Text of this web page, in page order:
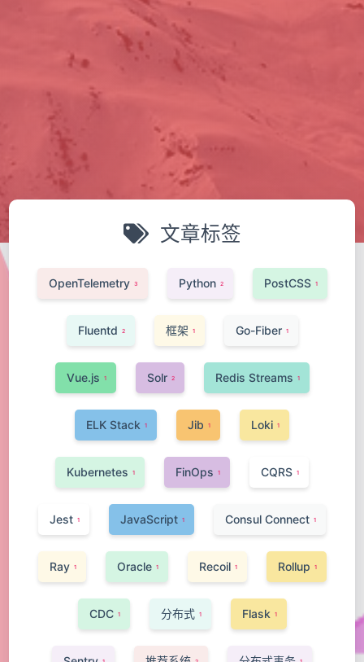
文章标签
OpenTelemetry 3 Python 2 PostCSS 1
Fluentd 2 框架 1 Go-Fiber 1
Vue.js 1 Solr 2 Redis Streams 1
ELK Stack 1 Jib 1 Loki 1
Kubernetes 1 FinOps 1 CQRS 1
Jest 1 JavaScript 1 Consul Connect 1
Ray 1 Oracle 1 Recoil 1 Rollup 1
CDC 1 分布式 1 Flask 1